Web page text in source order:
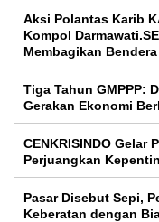
Aksi Polantas Karib
Kompol
Membagikan
Tiga Tahun GMPPP:
Gerakan Ekonomi
CENKRISINDO Gelar
Perjuangkan
Pasar Disebut Sepi,
Keberatan dengan